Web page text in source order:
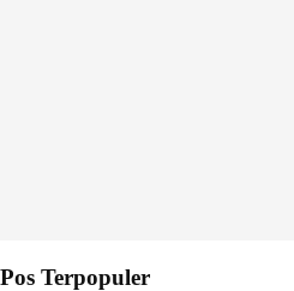
Pos Terpopuler